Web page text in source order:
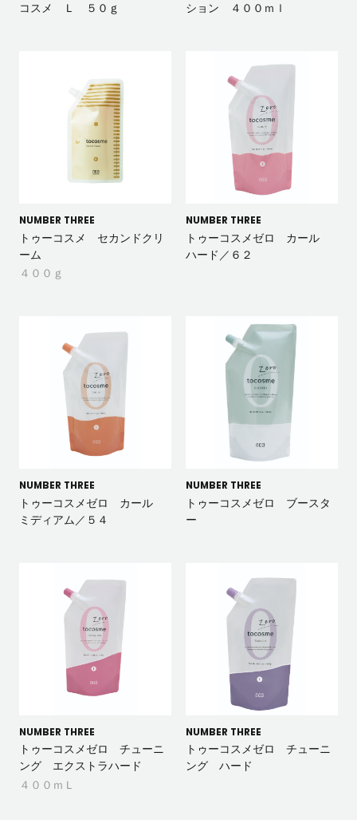
コスメ Ｌ ５０ｇ
ション ４００ｍｌ
NUMBER THREE
トゥーコスメ セカンドクリ
ーム
４００ｇ
NUMBER THREE
トゥーコスメゼロ カール
ハード／６２
NUMBER THREE
トゥーコスメゼロ カール
ミディアム／５４
NUMBER THREE
トゥーコスメゼロ ブースタ
ー
NUMBER THREE
トゥーコスメゼロ チューニ
ング エクストラハード
４００ｍＬ
NUMBER THREE
トゥーコスメゼロ チューニ
ング ハード